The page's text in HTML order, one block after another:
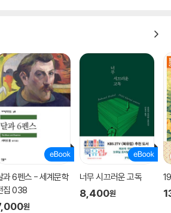
과 6펜스 - 세계문학
집 038
원
너무 시끄러운 고독
8,400원